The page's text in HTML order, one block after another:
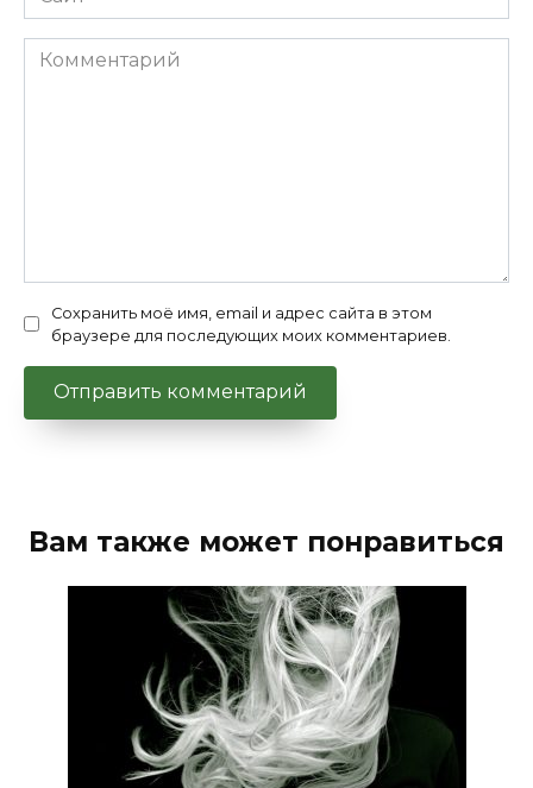
Комментарий
Сохранить моё имя, email и адрес сайта в этом
браузере для последующих моих комментариев.
Вам также может понравиться